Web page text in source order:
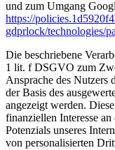
und zum Umgang
https://
gdprlock/technologies/
Die beschriebene
1 lit. f DSGVO zum
Ansprache des Nutzers
der Basis des
angezeigt werden.
finanziellen Interesse
Potenzials unseres
von personalisierten